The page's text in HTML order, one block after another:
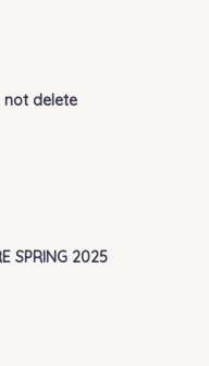
not delete
SPRING 2025